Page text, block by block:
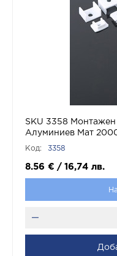
SKU 3358
Алуминиев Мат
Код: 3358
8.56 € / 16,74 лв.